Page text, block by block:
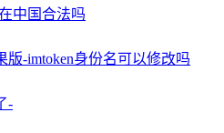
中国合法吗
版-imtoken身份名可以修改吗
-